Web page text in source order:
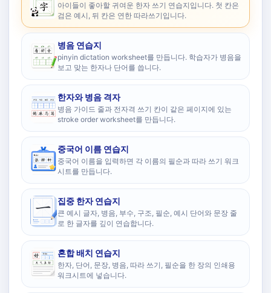
아이들이 좋아할 귀여운 한자 쓰기 연습지입니다. 첫 칸은
검은 예시, 뒤 칸은 연한 따라쓰기입니다.
병음 연습지
pinyin dictation worksheet를 만듭니다. 학습자가 병음을
보고 맞는 한자나 단어를 씁니다.
한자와 병음 격자
병음 가이드 줄과 전자격 쓰기 칸이 같은 페이지에 있는
stroke order worksheet를 만듭니다.
중국어 이름 연습지
중국어 이름을 입력하면 각 이름의 필순과 따라 쓰기 워크
시트를 만듭니다.
집중 한자 연습지
큰 예시 글자, 병음, 부수, 구조, 필순, 예시 단어와 문장 줄
로 한 글자를 깊이 연습합니다.
혼합 배치 연습지
한자, 단어, 문장, 병음, 따라 쓰기, 필순을 한 장의 인쇄용
워크시트에 넣습니다.